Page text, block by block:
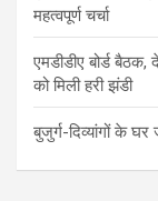
महत्वपूर्ण चर्चा
एमडीडीए बोर्ड
को मिली हरी झंडी
बुजुर्ग-दिव्यांगों के